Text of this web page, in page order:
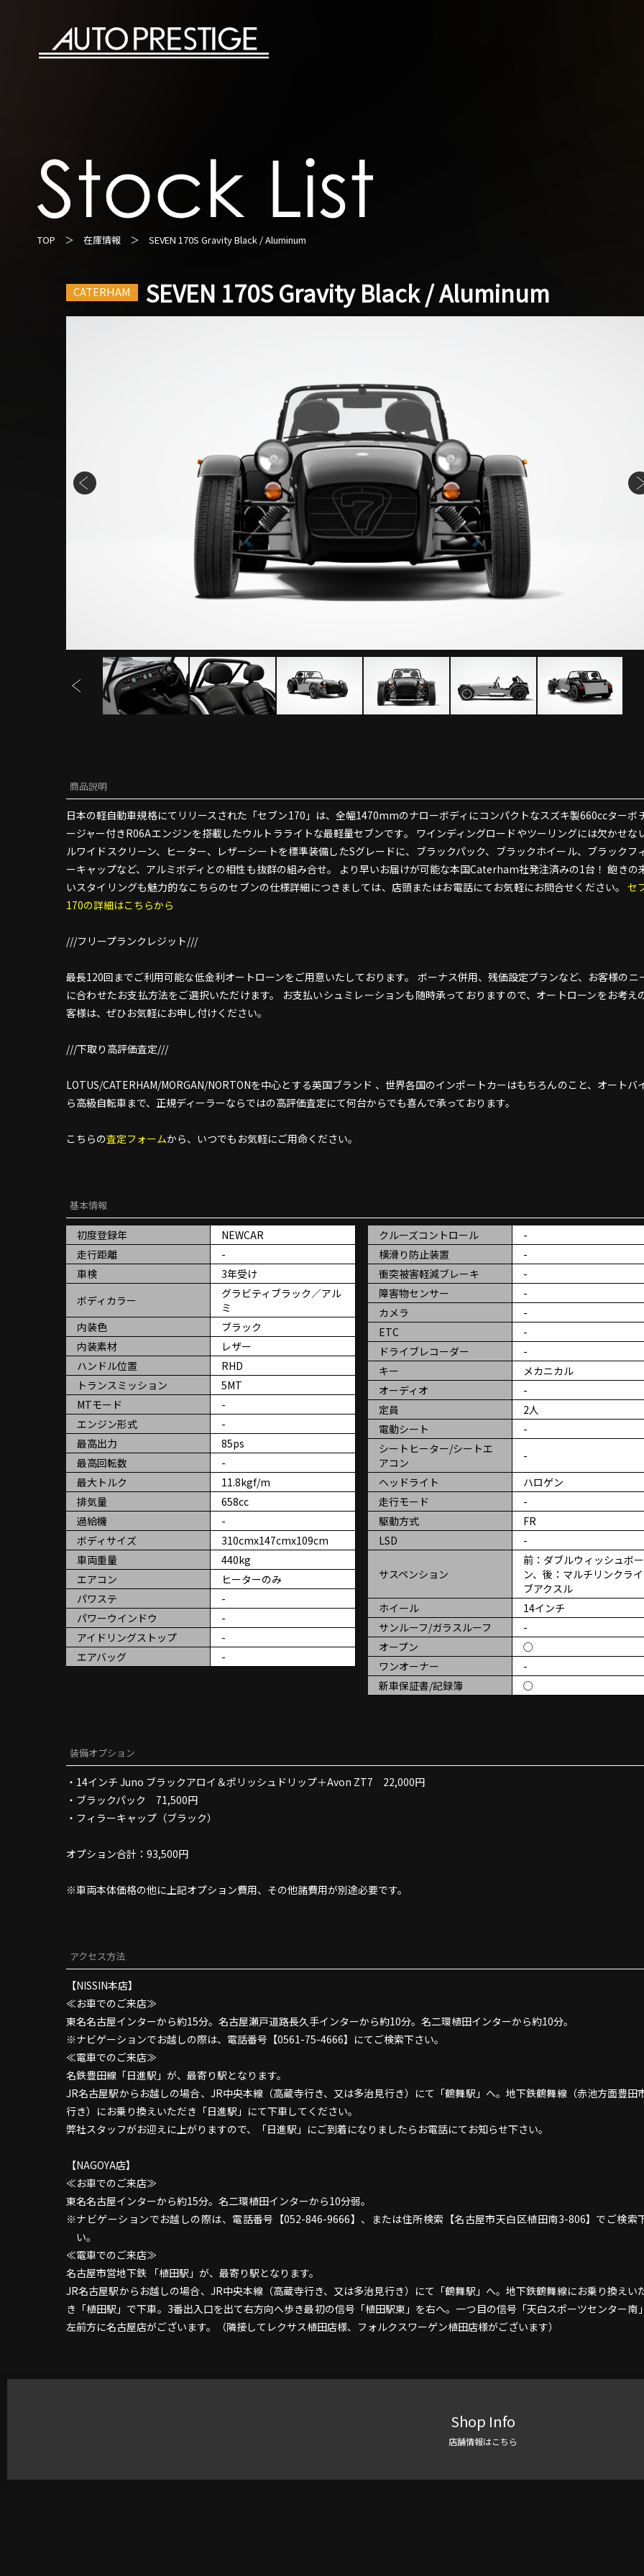
TOP ＞ 在庫情報 ＞ SEVEN 170S Gravity Black / Aluminum
CATERHAM SEVEN 170S Gravity Black / Aluminum
商品説明
日本の軽自動車規格にてリリースされた「セブン170」は、全幅1470mmのナローボディにコンパクトなスズキ製660ccターボ
ージャー付きR06Aエンジンを搭載したウルトラライトな最軽量セブンです。 ワインディングロードやツーリングには欠かせな
ルワイドスクリーン、ヒーター、レザーシートを標準装備したSグレードに、ブラックパック、ブラックホイール、ブラックフ
ーキャップなど、アルミボディとの相性も抜群の組み合せ。 より早いお届けが可能な本国Caterham社発注済みの1台！ 飽きの
いスタイリングも魅力的なこちらのセブンの仕様詳細につきましては、店頭またはお電話にてお気軽にお問合せください。セ
170の詳細はこちらから
///フリープランクレジット///
最長120回までご利用可能な低金利オートローンをご用意いたしております。 ボーナス併用、残価設定プランなど、お客様のニ
に合わせたお支払方法をご選択いただけます。 お支払いシュミレーションも随時承っておりますので、オートローンをお考え
客様は、ぜひお気軽にお申し付けください。
///下取り高評価査定///
LOTUS/CATERHAM/MORGAN/NORTONを中心とする英国ブランド 、世界各国のインポートカーはもちろんのこと、オートバ
ら高級自転車まで、正規ディーラーならではの高評価査定にて何台からでも喜んで承っております。
こちらの査定フォームから、いつでもお気軽にご用命ください。
基本情報
初度登録年
NEWCAR
走行距離
-
車検
3年受け
ボディカラー
グラビティブラック／アル
ミ
内装色
ブラック
内装素材
レザー
ハンドル位置
RHD
トランスミッション
5MT
MTモード
-
エンジン形式
-
最高出力
85ps
最高回転数
-
最大トルク
11.8kgf/m
排気量
658cc
過給機
-
ボディサイズ
310cmx147cmx109cm
車両重量
440kg
エアコン
ヒーターのみ
パワステ
-
パワーウインドウ
-
アイドリングストップ
-
エアバッグ
-
クルーズコントロール
-
横滑り防止装置
-
衝突被害軽減ブレーキ
-
障害物センサー
-
カメラ
-
ETC
-
ドライブレコーダー
-
キー
メカニカル
オーディオ
-
定員
2人
電動シート
-
シートヒーター/シートエ
アコン
-
ヘッドライト
ハロゲン
走行モード
-
駆動方式
FR
LSD
-
サスペンション
前：ダブルウィッシュボー
ン、後：マルチリンクライ
ブアクスル
ホイール
14インチ
サンルーフ/ガラスルーフ
-
オープン
○
ワンオーナー
-
新車保証書/記録簿
○
装備オプション
・14インチ Juno ブラックアロイ＆ポリッシュドリップ＋Avon ZT7 22,000円
・ブラックパック 71,500円
・フィラーキャップ（ブラック）
オプション合計：93,500円
※車両本体価格の他に上記オプション費用、その他諸費用が別途必要です。
アクセス方法
【NISSIN本店】
≪お車でのご来店≫
東名名古屋インターから約15分。名古屋瀬戸道路長久手インターから約10分。名二環植田インターから約10分。
ナビゲーションでお越しの際は、電話番号【0561-75-4666】にてご検索下さい。
≪電車でのご来店≫
名鉄豊田線「日進駅」が、最寄り駅となります。
JR名古屋駅からお越しの場合、JR中央本線（高蔵寺行き、又は多治見行き）にて「鶴舞駅」へ。地下鉄鶴舞線（赤池方面豊田
行き）にお乗り換えいただき「日進駅」にて下車してください。
弊社スタッフがお迎えに上がりますので、「日進駅」にご到着になりましたらお電話にてお知らせ下さい。
【NAGOYA店】
≪お車でのご来店≫
東名名古屋インターから約15分。名二環植田インターから10分弱。
ナビゲーションでお越しの際は、電話番号【052-846-9666】、または住所検索【名古屋市天白区植田南3-806】でご検索
い。
≪電車でのご来店≫
名古屋市営地下鉄 「植田駅」が、最寄り駅となります。
JR名古屋駅からお越しの場合、JR中央本線（高蔵寺行き、又は多治見行き）にて「鶴舞駅」へ。地下鉄鶴舞線にお乗り換えい
き「植田駅」で下車。3番出入口を出て右方向へ歩き最初の信号「植田駅東」を右へ。一つ目の信号「天白スポーツセンター南
左前方に名古屋店がございます。（隣接してレクサス植田店様、フォルクスワーゲン植田店様がございます）
Shop Info
店舗情報はこちら